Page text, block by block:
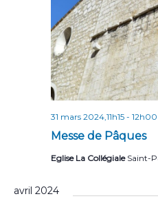
Messe de Pâques
31 mars 2024,11h15 - 12h00
Eglise La Collégiale Saint-
avril 2024